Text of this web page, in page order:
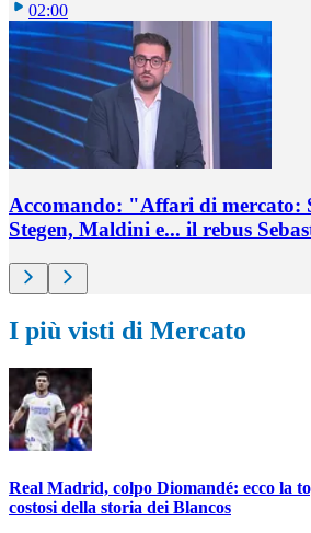
02:00
Accomando: "Affari di mercato:
Stegen, Maldini e... il rebus
I più visti di Mercato
Real Madrid, colpo Diomandé: ecco la
costosi della storia dei Blancos